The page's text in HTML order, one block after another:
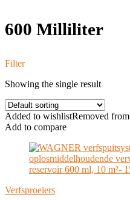
‎600 Milliliter
Filter
Showing the single result
Added to wishlistRemoved
Add to compare
Verfsproeiers